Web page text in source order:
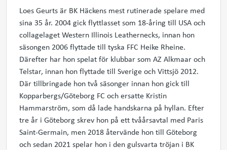
Loes Geurts är BK Häckens mest rutinerade spelare med
sina 35 år. 2004 gick flyttlasset som 18-åring till USA och
collagelaget Western Illinois Leathernecks, innan hon
säsongen 2006 flyttade till tyska FFC Heike Rheine.
Därefter har hon spelat för klubbar som AZ Alkmaar och
Telstar, innan hon flyttade till Sverige och Vittsjö 2012.
Där tillbringade hon två säsonger innan hon gick till
Kopparbergs/Göteborg FC och ersatte Kristin
Hammarström, som då lade handskarna på hyllan. Efter
tre år i Göteborg skrev hon på ett tvåårsavtal med Paris
Saint-Germain, men 2018 återvände hon till Göteborg
och sedan 2021 spelar hon i den gulsvarta tröjan i BK